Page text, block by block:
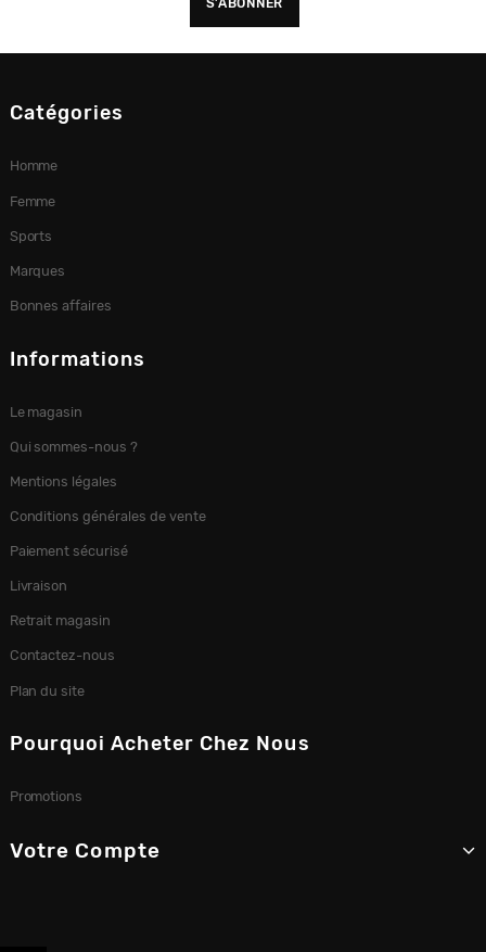
Catégories
Homme
Femme
Sports
Marques
Bonnes affaires
Informations
Le magasin
Qui sommes-nous ?
Mentions légales
Conditions générales de vente
Paiement sécurisé
Livraison
Retrait magasin
Contactez-nous
Plan du site
Pourquoi Acheter Chez Nous
Promotions
Votre Compte